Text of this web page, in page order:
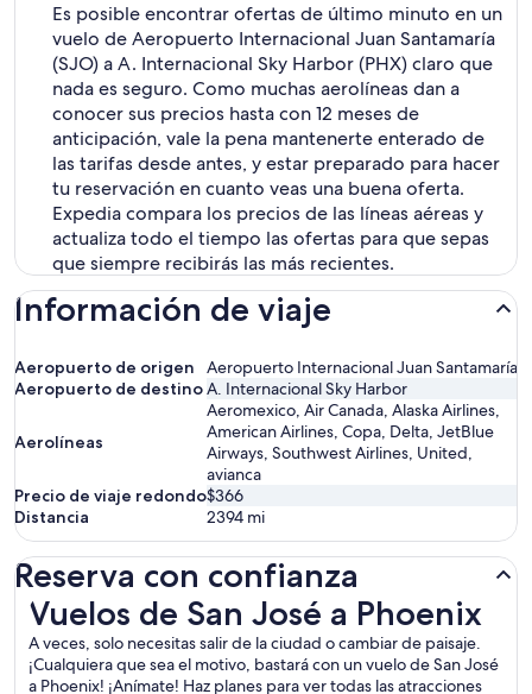
Es posible encontrar ofertas de último minuto en un
vuelo de Aeropuerto Internacional Juan Santamaría
(SJO) a A. Internacional Sky Harbor (PHX) claro que
nada es seguro. Como muchas aerolíneas dan a
conocer sus precios hasta con 12 meses de
anticipación, vale la pena mantenerte enterado de
las tarifas desde antes, y estar preparado para hacer
tu reservación en cuanto veas una buena oferta.
Expedia compara los precios de las líneas aéreas y
actualiza todo el tiempo las ofertas para que sepas
que siempre recibirás las más recientes.
Información de viaje
Aeropuerto de origen
Aeropuerto Internacional Juan Santamaría
Aeropuerto de destinoA. Internacional Sky Harbor
Aerolíneas
Aeromexico, Air Canada, Alaska Airlines,
American Airlines, Copa, Delta, JetBlue
Airways, Southwest Airlines, United,
avianca
Precio de viaje redondo$366
Distancia
2394 mi
Reserva con confianza
Vuelos de San José a Phoenix
A veces, solo necesitas salir de la ciudad o cambiar de paisaje.
¡Cualquiera que sea el motivo, bastará con un vuelo de San José
a Phoenix! ¡Anímate! Haz planes para ver todas las atracciones
Vuelos de San José a Phoenix